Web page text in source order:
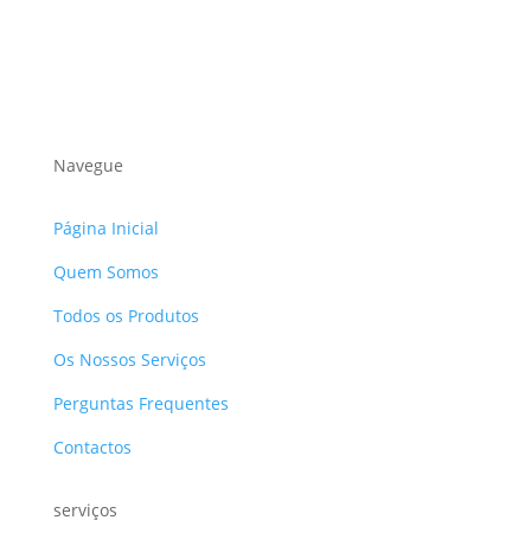
Navegue
Página Inicial
Quem Somos
Todos os Produtos
Os Nossos Serviços
Perguntas Frequentes
Contactos
serviços